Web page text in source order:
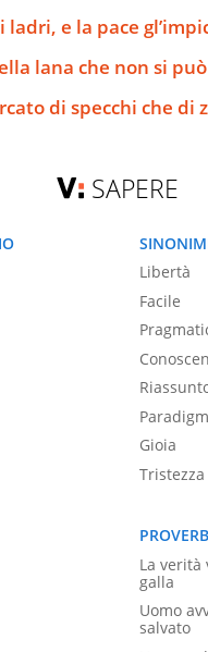
ladri, e la pace
lana che non si
di specchi che di
SAPERE
Libertà
Facile
Gioia
Tristezza
La verità
galla
Uomo
salvato